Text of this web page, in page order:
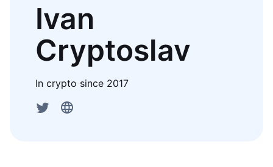
Ivan
Cryptoslav
In crypto since 2017